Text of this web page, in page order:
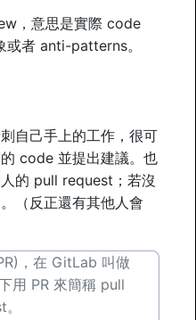
，意思是實際 code
者 anti-patterns。
自己手上的工作，很可
code 並提出建議。也
的 pull request；若沒
（反正還有其他人會
，在 GitLab 叫做
用 PR 來簡稱 pull